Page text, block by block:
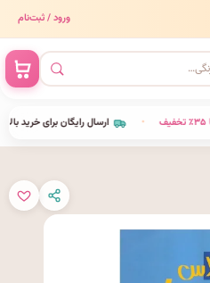
ورود / ثبت‌نام
ارسال رایگان برای خرید بالای •